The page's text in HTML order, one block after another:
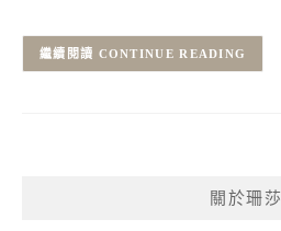
CONTINUE READING
關於珊莎